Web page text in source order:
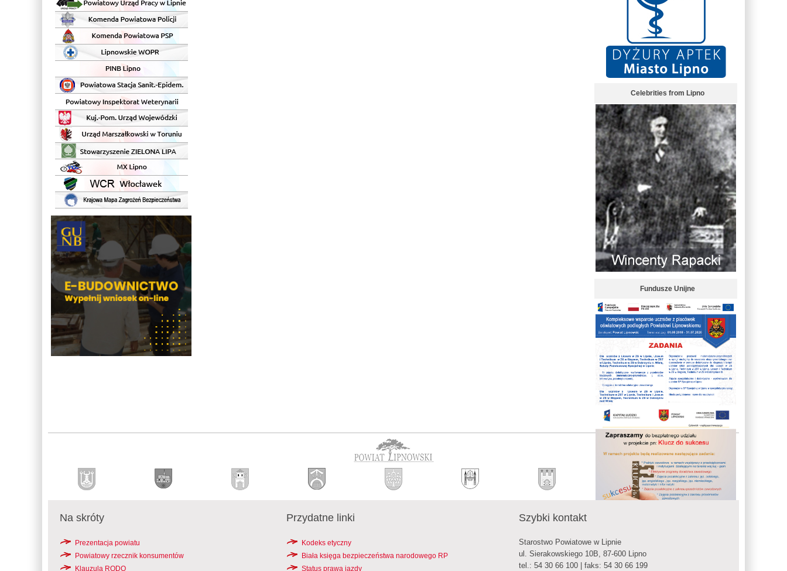
Celebrities from Lipno
Fundusze Unijne
Na skróty
Prezentacja powiatu
Powiatowy rzecznik konsumentów
Klauzula RODO
Przydatne linki
Kodeks etyczny
Biała księga bezpieczeństwa narodowego RP
Status prawa jazdy
Szybki kontakt
Starostwo Powiatowe w Lipnie
ul. Sierakowskiego 10B, 87-600 Lipno
tel.: 54 30 66 100 | faks: 54 30 66 199